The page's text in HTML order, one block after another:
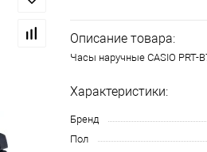
Описание товара:
Часы наручные CASIO PRT-
Характеристики:
Бренд
Пол